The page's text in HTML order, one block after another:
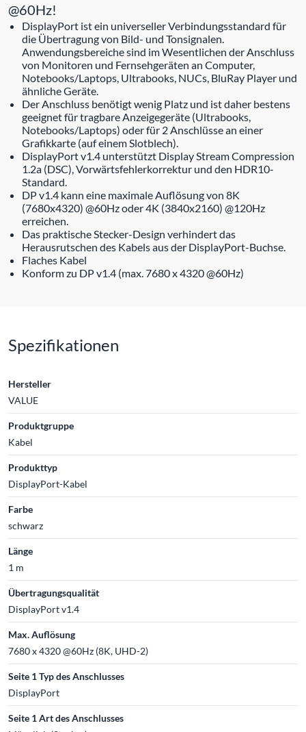
@60Hz!
DisplayPort ist ein universeller Verbindungsstandard für
die Übertragung von Bild- und Tonsignalen.
Anwendungsbereiche sind im Wesentlichen der Anschluss
von Monitoren und Fernsehgeräten an Computer,
Notebooks/Laptops, Ultrabooks, NUCs, BluRay Player und
ähnliche Geräte.
Der Anschluss benötigt wenig Platz und ist daher bestens
geeignet für tragbare Anzeigegeräte (Ultrabooks,
Notebooks/Laptops) oder für 2 Anschlüsse an einer
Grafikkarte (auf einem Slotblech).
DisplayPort v1.4 unterstützt Display Stream Compression
1.2a (DSC), Vorwärtsfehlerkorrektur und den HDR10-
Standard.
DP v1.4 kann eine maximale Auflösung von 8K
(7680x4320) @60Hz oder 4K (3840x2160) @120Hz
erreichen.
Das praktische Stecker-Design verhindert das
Herausrutschen des Kabels aus der DisplayPort-Buchse.
Flaches Kabel
Konform zu DP v1.4 (max. 7680 x 4320 @60Hz)
Spezifikationen
Hersteller
VALUE
Produktgruppe
Kabel
Produkttyp
DisplayPort-Kabel
Farbe
schwarz
Länge
1 m
Übertragungsqualität
DisplayPort v1.4
Max. Auflösung
7680 x 4320 @60Hz (8K, UHD-2)
Seite 1 Typ des Anschlusses
DisplayPort
Seite 1 Art des Anschlusses